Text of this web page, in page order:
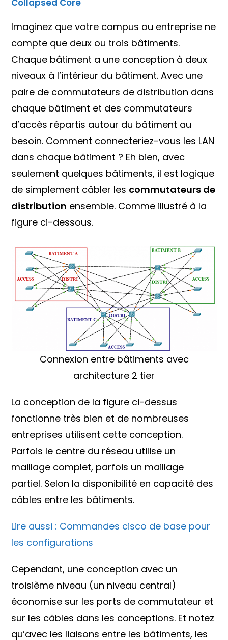
Collapsed Core
Imaginez que votre campus ou entreprise ne
compte que deux ou trois bâtiments.
Chaque bâtiment a une conception à deux
niveaux à l’intérieur du bâtiment. Avec une
paire de commutateurs de distribution dans
chaque bâtiment et des commutateurs
d’accès répartis autour du bâtiment au
besoin. Comment connecteriez-vous les LAN
dans chaque bâtiment ? Eh bien, avec
seulement quelques bâtiments, il est logique
de simplement câbler les commutateurs de
distribution ensemble. Comme illustré à la
figure ci-dessous.
Connexion entre bâtiments avec
architecture 2 tier
La conception de la figure ci-dessus
fonctionne très bien et de nombreuses
entreprises utilisent cette conception.
Parfois le centre du réseau utilise un
maillage complet, parfois un maillage
partiel. Selon la disponibilité en capacité des
câbles entre les bâtiments.
Lire aussi : Commandes cisco de base pour
les configurations
Cependant, une conception avec un
troisième niveau (un niveau central)
économise sur les ports de commutateur et
sur les câbles dans les conceptions. Et notez
qu’avec les liaisons entre les bâtiments, les